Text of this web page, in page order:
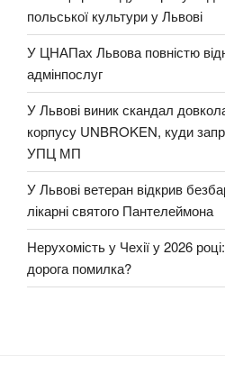
польської культури у Львові
У ЦНАПах Львова повністю
адмінпослуг
У Львові виник скандал
корпусу UNBROKEN, куди
УПЦ МП
У Львові ветеран відкрив
лікарні святого Пантелеймона
Нерухомість у Чехії у 2026
дорога помилка?